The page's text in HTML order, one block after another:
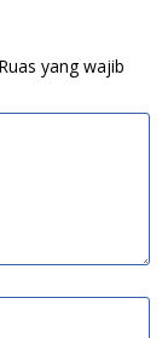
Ruas yang wajib